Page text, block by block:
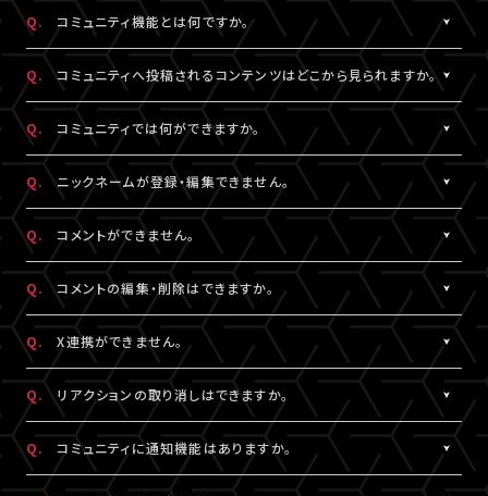
https://www.asmart.jp/support
数料については、ポイント付与対象外です。
A!-POINTは商品の発送後、約2週間で加算されます。
ポイントの残高、有効期限、付与履歴については
A!-IDサイト
にロ
グイン後、マイページよりご確認いただけます。
なお、LIVESHIPでのポイント利用はできません。A!-POINT・A!-ID
についてはこちら
※ポイントの現金への換金はできません。
※ポイントを他人に譲渡したり、別のA!-IDでの保有ポイントと合
算してご使用いただく事はできません。
※正しくお支払いいただけなかった場合、付与したポイントを回収
させていただく場合がございます。
Q. コミュニティ機能とは何ですか。
A.
配信視聴ページに投稿される期間限定コンテンツをお楽しみいた
だける機能です。
コミュニティ機能が提供されている配信に限り、対象の視聴チケッ
トを購入したユーザーのみがご利用・閲覧することができます。
なお、各公演・視聴チケット種別によりコミュニティ機能の有無は
異なります。
また、コミュニティごと（配信ごと）に、コンテンツの内容や投稿頻
度などは異なります。予めご了承ください。
Q. コミュニティへ投稿されるコンテンツはどこから見られますか。
A.
対象の視聴チケットを購入したA!-ID（メールアドレス）とパスワー
ドでログインのうえ、配信視聴ページ内「スペシャル」から閲覧する
ことができます。
Q. コミュニティでは何ができますか。
A.
配信視聴ページに投稿される期間限定コンテンツをお楽しみいた
だけるほか、投稿されたコンテンツに対して、コメントやリアクショ
ンをすることができます。
また、他のユーザーのコメントに対してもリアクションをすること
ができます。
Q. ニックネームが登録・編集できません。
A.
コメントをするには、ニックネームの設定が必要です。
ニックネームは「マイページ」内「投稿設定」にて登録・変更が可能
です。
絵文字・機種依存文字等が含まれている場合は登録できませんの
でご注意ください。
なお、ユーザーがニックネームを変更した場合であっても、過去の
コメントのニックネームは変更されず、変更前のニックネームが表
示されます。
※ニックネームの登録・編集は配信視聴ページからも設定いただ
けます。
※チャット機能が設定されている配信では、コミュニティ機能とチ
Q. コメントができません。
A. コミュニティ機能ガイドラインに反している可能性がございます。
入力内容を変更してもコメントができない場合は
こちら
にお問い合
わせください。
Q. コメントの編集・削除はできますか。
A.
ご自身のコメントは「削除する」より削除することができます。
ただし、一度投稿済みのコメントを編集することはできません。編
集したい場合は、投稿済みのコメントを削除してから新たにコメン
トしていただく必要がございます。
Q. X連携ができません。
A.
X連携は「マイページ」内「投稿設定」にて設定が可能です。
詳しくは こちらをご確認ください。
※X連携は配信視聴ページからも設定いただけます。
※公演によってはX連携をご利用いただけない場合があります。
Q. リアクションの取り消しはできますか。
A.
ご自身でつけたリアクションは再度「♡」を押していただくことで取
り消しすることができます。
Q. コミュニティに通知機能はありますか。
A.
現在、通知機能はございません。